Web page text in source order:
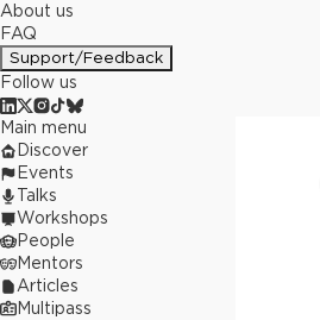
About us
FAQ
Support/Feedback
Follow us
Main menu
Discover
Events
Talks
Workshops
People
Mentors
Articles
Multipass